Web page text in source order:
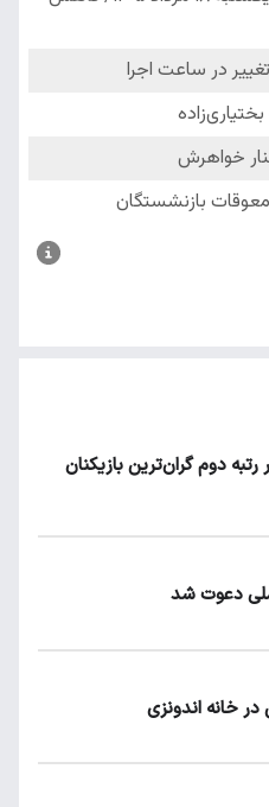
دوم گران‌ترین بازیکنان
دعوت شد
در خانه اندونزی